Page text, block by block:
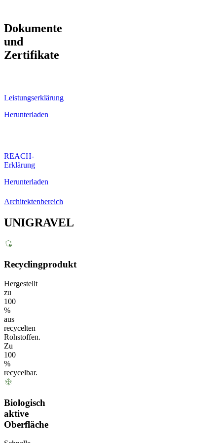
Dokumente
und
Zertifikate
Leistungserklärung
Herunterladen
REACH-
Erklärung
Herunterladen
Architektenbereich
UNIGRAVEL
Recyclingprodukt
Hergestellt
zu
100
%
aus
recycelten
Rohstoffen.
Zu
100
%
recycelbar.
Biologisch
aktive
Oberfläche